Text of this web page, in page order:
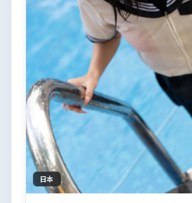
日本